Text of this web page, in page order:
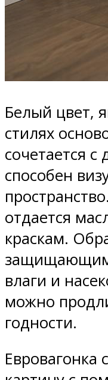
Белый цвет,
стилях
сочетается
способен
отдается
краскам.
защищающим
влаги и
можно
годности.
Евровагонка